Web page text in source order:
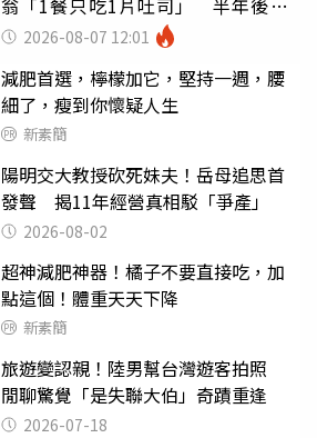
翁「1餐只吃1片吐司」 半年後暴
瘦嚇壞女兒
2026-08-07 12:01
減肥首選，檸檬加它，堅持一週，腰
細了，瘦到你懷疑人生
新素簡
陽明交大教授砍死妹夫！岳母追思首
發聲 揭11年經營真相駁「爭產」
2026-08-02
超神減肥神器！橘子不要直接吃，加
點這個！體重天天下降
新素簡
旅遊變認親！陸男幫台灣遊客拍照
閒聊驚覺「是失聯大伯」奇蹟重逢
2026-07-18